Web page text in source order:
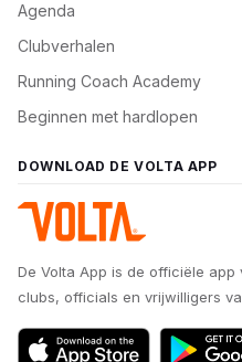
Agenda
Clubverhalen
Running Coach Academy
Beginnen met hardlopen
DOWNLOAD DE VOLTA APP
De Volta App is de officiële
clubs, officials en vrijwilligers